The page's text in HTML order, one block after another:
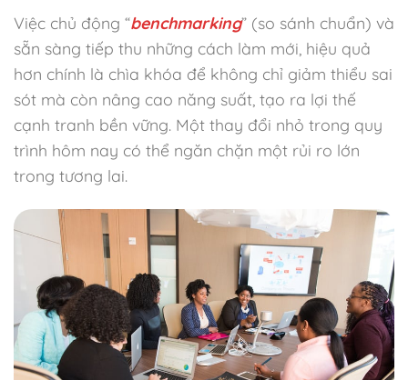
Việc chủ động “benchmarking” (so sánh chuẩn) và
sẵn sàng tiếp thu những cách làm mới, hiệu quả
hơn chính là chìa khóa để không chỉ giảm thiểu sai
sót mà còn nâng cao năng suất, tạo ra lợi thế
cạnh tranh bền vững. Một thay đổi nhỏ trong quy
trình hôm nay có thể ngăn chặn một rủi ro lớn
trong tương lai.